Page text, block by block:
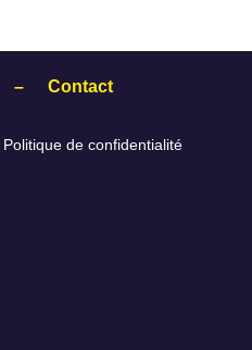
– Contact
Politique de confidentialité